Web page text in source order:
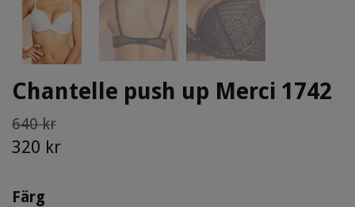
Chantelle push up Merci 1742
640 kr
320 kr
Färg